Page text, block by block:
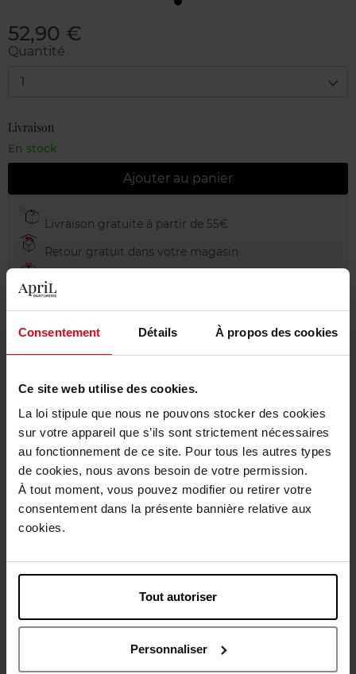
Consentement Détails À propos des cookies
Ce site web utilise des cookies.
La loi stipule que nous ne pouvons stocker des cookies
sur votre appareil que s’ils sont strictement nécessaires
au fonctionnement de ce site. Pour tous les autres types
de cookies, nous avons besoin de votre permission.
À tout moment, vous pouvez modifier ou retirer votre
consentement dans la présente bannière relative aux
cookies.
Tout autoriser
Personnaliser
52,90 €
Quantité
1
Livraison
En stock
Ajouter au panier
Livraison gratuite à partir de 55€
Retour gratuit dans votre magasin
Emballage cadeau offert
Conseil d'utilisation
Caractéristiques
Avis client